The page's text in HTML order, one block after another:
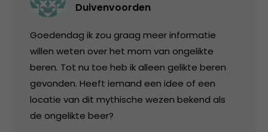
Duivenvoorden
Goedendag ik zou graag meer informatie
willen weten over het mom van ongelikte
beren. Tot nu toe heb ik alleen gelikte beren
gevonden. Heeft iemand een idee of een
locatie van dit mythische wezen bekend als
de ongelikte beer?